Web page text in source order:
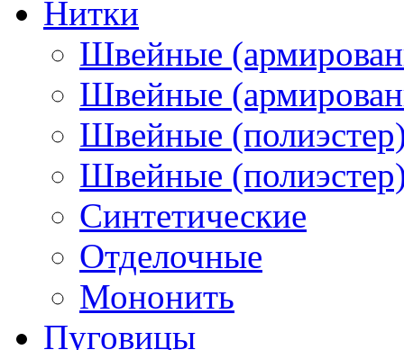
Нитки
Швейные
Швейные
Швейные
Швейные
Синтетические
Отделочные
Мононить
Пуговицы